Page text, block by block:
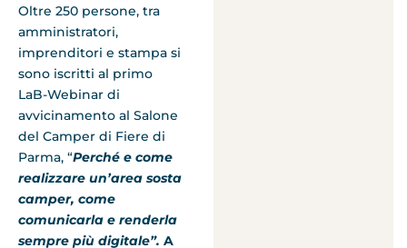
Oltre 250 persone, tra
amministratori,
imprenditori e stampa si
sono iscritti al primo
LaB-Webinar di
avvicinamento al Salone
del Camper di Fiere di
Parma, “Perché e come
realizzare un’area sosta
camper, come
comunicarla e renderla
sempre più digitale”. A